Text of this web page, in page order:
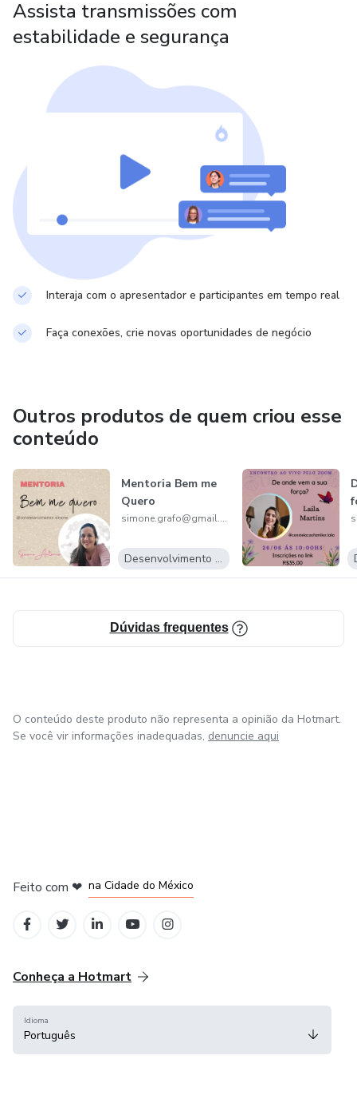
Assista transmissões com
estabilidade e segurança
Interaja com o apresentador e participantes em tempo real
Faça conexões, crie novas oportunidades de negócio
Outros produtos de quem criou esse
conteúdo
Mentoria Bem me
Quero
simone.grafo@gmail.com
Desenvolvimento Pessoal
Dúvidas frequentes
O conteúdo deste produto não representa a opinião da Hotmart.
Se você vir informações inadequadas, denuncie aqui
Feito com ❤ na Cidade do México
Conheça a Hotmart
Idioma
Português